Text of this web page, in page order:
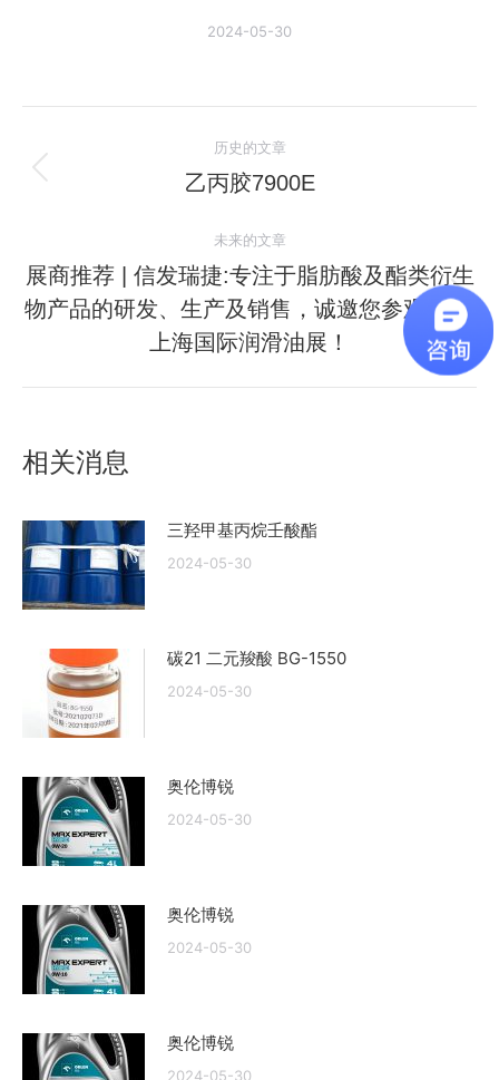
2024-05-30
章
航
历史的文章
历
的
文
章：
乙丙胶7900E
未来的文章
未
来
展商推荐 | 信发瑞捷:专注于脂肪酸及酯类衍生
物产品的研发、生产及销售，诚邀您参观2024
上海国际润滑油展！
相关消息
三羟甲基丙烷壬酸酯
2024-05-30
碳21 二元羧酸 BG-1550
2024-05-30
奥伦博锐
2024-05-30
奥伦博锐
2024-05-30
奥伦博锐
2024-05-30